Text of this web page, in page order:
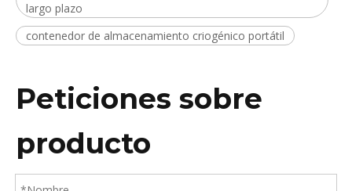
largo plazo
contenedor de almacenamiento criogénico portátil
Peticiones sobre
producto